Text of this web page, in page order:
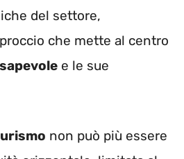
del settore,
che mette al centro
e le sue
non può più essere